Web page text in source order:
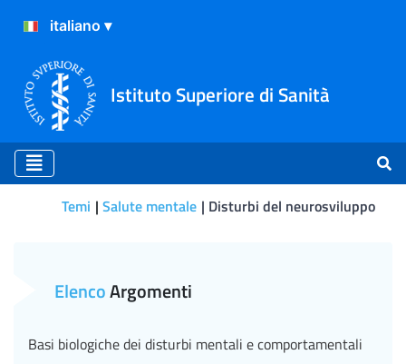
Istituto Superiore di Sanità
Temi Salute mentale Disturbi del neurosviluppo
ElencoArgomenti
Basi biologiche dei disturbi mentali e comportamentali